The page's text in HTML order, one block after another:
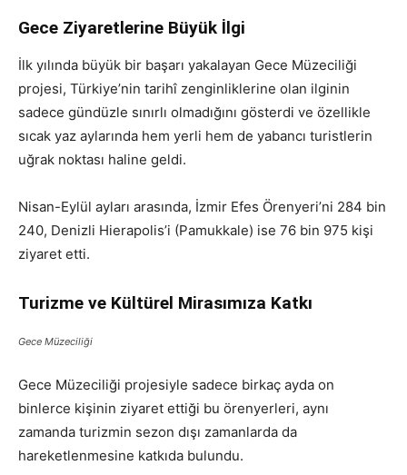
Gece Ziyaretlerine Büyük İlgi
İlk yılında büyük bir başarı yakalayan Gece Müzeciliği
projesi, Türkiye’nin tarihî zenginliklerine olan ilginin
sadece gündüzle sınırlı olmadığını gösterdi ve özellikle
sıcak yaz aylarında hem yerli hem de yabancı turistlerin
uğrak noktası haline geldi.
Nisan-Eylül ayları arasında, İzmir Efes Örenyeri’ni 284 bin
240, Denizli Hierapolis’i (Pamukkale) ise 76 bin 975 kişi
ziyaret etti.
Turizme ve Kültürel Mirasımıza Katkı
Gece Müzeciliği
Gece Müzeciliği projesiyle sadece birkaç ayda on
binlerce kişinin ziyaret ettiği bu örenyerleri, aynı
zamanda turizmin sezon dışı zamanlarda da
hareketlenmesine katkıda bulundu.